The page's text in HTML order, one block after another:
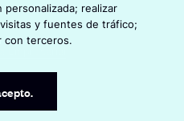
s
e
realizar
y fuentes de tráfico;
con terceros.